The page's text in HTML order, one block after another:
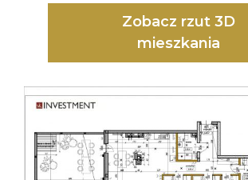
Zobacz rzut 3D
mieszkania